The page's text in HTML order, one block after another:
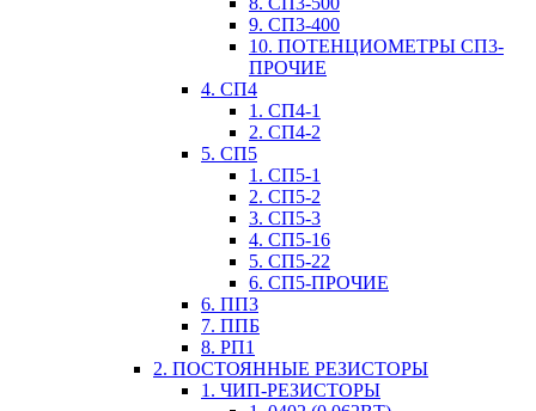
9. СП3-400
10. ПОТЕНЦИОМЕТРЫ СП3-
ПРОЧИЕ
4. СП4
1. СП4-1
2. СП4-2
5. СП5
1. СП5-1
2. СП5-2
3. СП5-3
4. СП5-16
5. СП5-22
6. СП5-ПРОЧИЕ
6. ПП3
7. ППБ
8. РП1
2. ПОСТОЯННЫЕ РЕЗИСТОРЫ
1. ЧИП-РЕЗИСТОРЫ